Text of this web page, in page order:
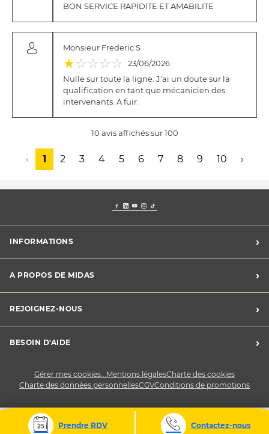
BON SERVICE RAPIDITE ET AMABILITE
Monsieur Frederic S
(*)
★ ( )
☆ ( )
☆ ( )
☆ ( )
☆
23/06/2026
Nulle sur toute la ligne. J'ai un doute sur la
qualification en tant que mécanicien des
intervenants. A fuir.
10 avis affichés sur 100
‹ 1 2 3 4 5 6 7 8 9 10 ›
INFORMATIONS ›
Charte des cookies
Charte des données personnelles
CGV
Conditions de promotions
A PROPOS DE MIDAS ›
Midas France
Développement durable
REJOIGNEZ-NOUS ›
Devenez franchisé
BESOIN D'AIDE ›
Gérer mes cookies... Mentions légalesCharte des cookies
Charte des données personnellesCGVConditions de promotions
Prendre RDV Contactez-nous